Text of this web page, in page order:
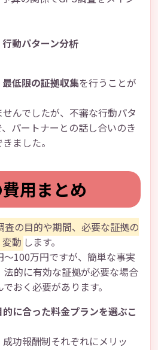
動パターン分析
最低限の証拠収集を行うことが
んでしたが、不審な行動パタ
パートナーとの話し合いのき
ました。
用まとめ
査の目的や期間、必要な証拠の
動 します。
100万円ですが、簡単な事実
的に有効な証拠が必要な場合
おく必要があります。
的に合った料金プランを選ぶこ
功報酬制それぞれにメリッ